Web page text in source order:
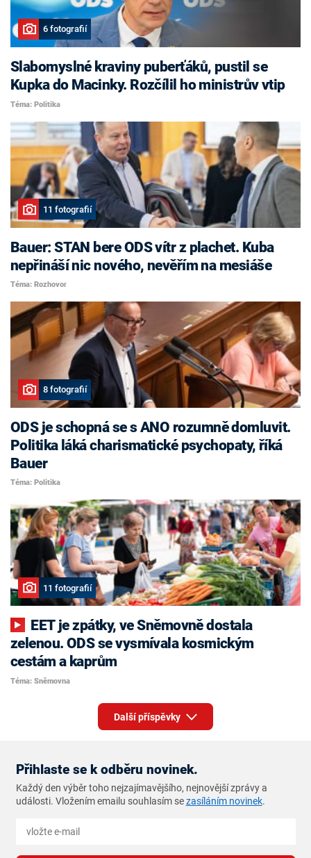
6 fotografií
Slabomyslné kraviny puberťáků, pustil se
Kupka do Macinky. Rozčílil ho ministrův vtip
Téma: Politika
11 fotografií
Bauer: STAN bere ODS vítr z plachet. Kuba
nepřináší nic nového, nevěřím na mesiáše
Téma: Rozhovor
8 fotografií
ODS je schopná se s ANO rozumně domluvit.
Politika láká charismatické psychopaty, říká
Bauer
Téma: Politika
11 fotografií
zelenou. ODS se vysmívala kosmickým
cestám a kaprům
Téma: Sněmovna
Další příspěvky
Přihlaste se k odběru novinek.
Každý den výběr toho nejzajímavějšího, nejnovější zprávy a
události. Vložením emailu souhlasím sezasíláním novinek.